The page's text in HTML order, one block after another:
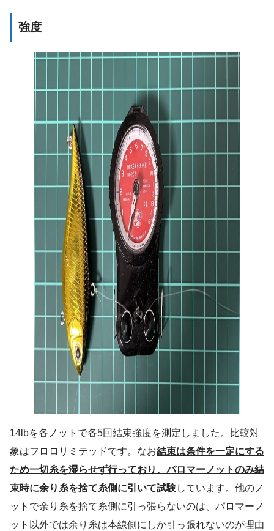
強度
14lbを各ノットで各5回結束強度を測定しました。比較対
象はフロロリミテッドです。なお結束は条件を一定にする
ため一切糸を湿らせず行っており、パロマーノットのみ結
束時に余り糸を捨て糸側に引いて試験しています。他のノ
ットで余り糸を捨て糸側に引っ張らないのは、パロマーノ
ット以外では余り糸は本線側にしか引っ張れないのが理由